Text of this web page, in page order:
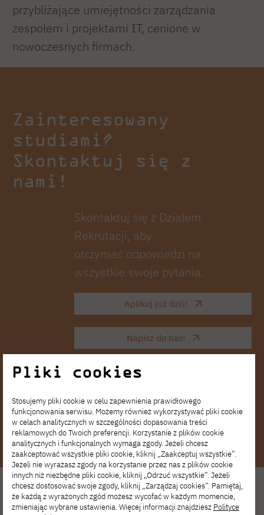
przybliżające umiejętności zarządzania
zespołem i projektami IT, cenione w
nowoczesnych firmach.
Zainteresowany
studiami?
Skontaktuj się z
nami!
Skontaktuj się z Działem
Rekrutacji, aby
otrzymać odpowiedzi na
wszystkie swoje pytania.
Aplikuj już dziś!
Napisz do nas!
+48 22 58 44 590
Pliki cookies
Stosujemy pliki cookie w celu zapewnienia prawidłowego
funkcjonowania serwisu. Możemy również wykorzystywać pliki cookie
w celach analitycznych w szczególności dopasowania treści
reklamowych do Twoich preferencji. Korzystanie z plików cookie
analitycznych i funkcjonalnych wymaga zgody. Jeżeli chcesz
zaakceptować wszystkie pliki cookie, kliknij „Zaakceptuj wszystkie”.
Jeżeli nie wyrażasz zgody na korzystanie przez nas z plików cookie
innych niż niezbędne pliki cookie, kliknij „Odrzuć wszystkie”. Jeżeli
chcesz dostosować swoje zgody, kliknij „Zarządzaj cookies”. Pamiętaj,
że każdą z wyrażonych zgód możesz wycofać w każdym momencie,
zmieniając wybrane ustawienia. Więcej informacji znajdziesz Polityce